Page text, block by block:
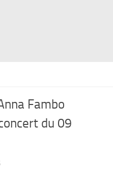
Fambo
du 09